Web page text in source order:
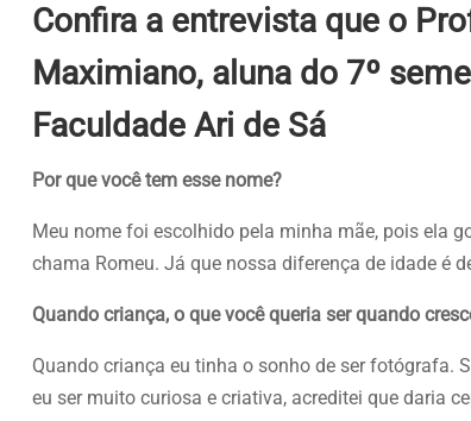
Confira a entrevista que o
Maximiano, aluna do 7º
Faculdade Ari de Sá
Por que você tem esse nome?
Meu nome foi escolhido pela minha mãe, pois ela
chama Romeu. Já que nossa diferença de idade é
Quando criança, o que você queria ser quando
Quando criança eu tinha o sonho de ser fotógrafa.
eu ser muito curiosa e criativa, acreditei que daria